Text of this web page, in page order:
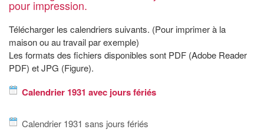
pour impression.
Télécharger les calendriers suivants. (Pour imprimer à la
maison ou au travail par exemple)
Les formats des fichiers disponibles sont PDF (Adobe Reader
PDF) et JPG (Figure).
Calendrier 1931 avec jours fériés
Calendrier 1931 sans jours fériés